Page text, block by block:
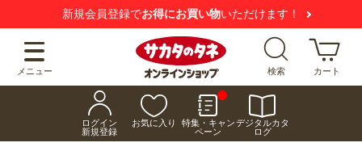
新規会員登録でお得にお買い物いただけます！
メニュー 検索 カート
ログイン
新規登録
お気に入り
特集・キャン
ペーン
デジタルカタ
ログ